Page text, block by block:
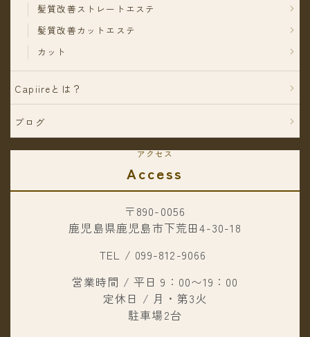
髪質改善ストレートエステ
髪質改善カットエステ
カット
Capiireとは？
ブログ
アクセス
Access
〒890-0056
鹿児島県鹿児島市下荒田4-30-18
TEL / 099-812-9066
営業時間 / 平日 9：00〜19：00
定休日 / 月・第3火
駐車場2台